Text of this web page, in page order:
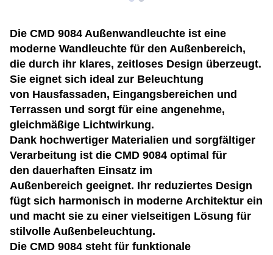
Die CMD 9084 Außenwandleuchte ist eine
moderne Wandleuchte für den Außenbereich,
die durch ihr klares, zeitloses Design überzeugt.
Sie eignet sich ideal zur Beleuchtung
von Hausfassaden, Eingangsbereichen und
Terrassen und sorgt für eine angenehme,
gleichmäßige Lichtwirkung.
Dank hochwertiger Materialien und sorgfältiger
Verarbeitung ist die CMD 9084 optimal für
den dauerhaften Einsatz im
Außenbereich geeignet. Ihr reduziertes Design
fügt sich harmonisch in moderne Architektur ein
und macht sie zu einer vielseitigen Lösung für
stilvolle Außenbeleuchtung.
Die CMD 9084 steht für funktionale